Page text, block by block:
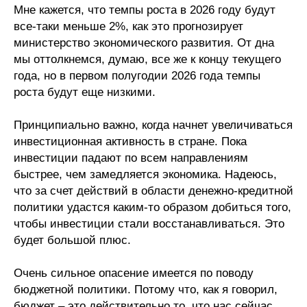
Мне кажется, что темпы роста в 2026 году будут
все-таки меньше 2%, как это прогнозирует
министерство экономического развития. От дна
мы оттолкнемся, думаю, все же к концу текущего
года, но в первом полугодии 2026 года темпы
роста будут еще низкими.
Принципиально важно, когда начнет увеличиваться
инвестиционная активность в стране. Пока
инвестиции падают по всем направлениям
быстрее, чем замедляется экономика. Надеюсь,
что за счет действий в области денежно-кредитной
политики удастся каким-то образом добиться того,
чтобы инвестиции стали восстанавливаться. Это
будет большой плюс.
Очень сильное опасение имеется по поводу
бюджетной политики. Потому что, как я говорил,